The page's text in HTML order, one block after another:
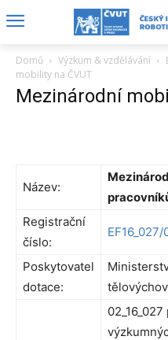
Domů Výzkum & vzdělávání
mobility na ČVUT
Mezinárodní
Název:
Registrační
číslo:
Poskytovatel
dotace: